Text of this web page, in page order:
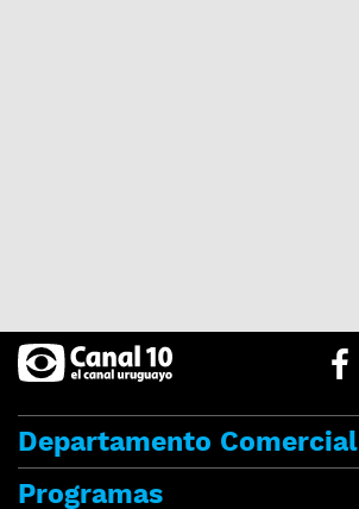
Departamento Comercial
Programas